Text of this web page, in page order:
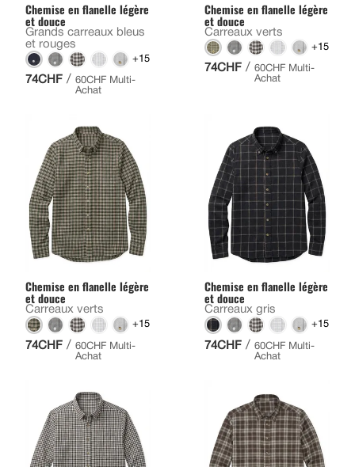
Chemise en flanelle légère
et douce
Grands carreaux bleus
et rouges
+15
74CHF / 60CHF Multi-
Achat
Chemise en flanelle légère
et douce
Carreaux verts
+15
74CHF / 60CHF Multi-
Achat
Chemise en flanelle légère
et douce
Carreaux verts
+15
74CHF / 60CHF Multi-
Achat
Chemise en flanelle légère
et douce
Carreaux gris
+15
74CHF / 60CHF Multi-
Achat